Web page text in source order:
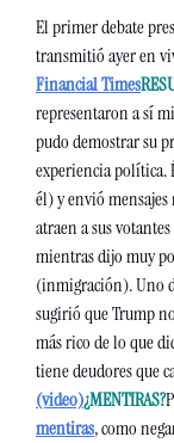
El primer debate
Financial Times
representaron a sí
pudo demostrar su
experiencia política.
él) y envió
atraen a sus
mientras dijo muy
(inmigración). Uno
sugirió que Trump
más rico de lo que
tiene deudores que
(video)¿MENTIRAS?
mentiras, como